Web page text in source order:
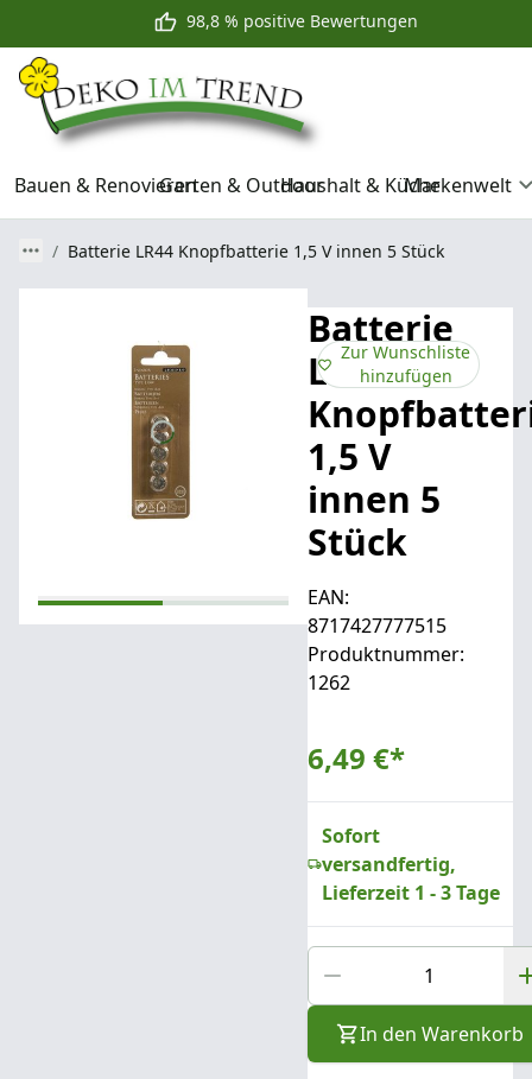
98,8 % positive Bewertungen
Bauen & RenovierenGarten & OutdoorHaushalt & KücheMarkenwelt
Batterie LR44 Knopfbatterie 1,5 V innen 5 Stück
Batterie
LR44
1,5 V
innen 5
Stück
EAN:
8717427777515
Produktnummer:
1262
6,49 €*
Zur Wunschliste
hinzufügen
Sofort
versandfertig,
Lieferzeit 1 - 3 Tage
In den Warenkorb